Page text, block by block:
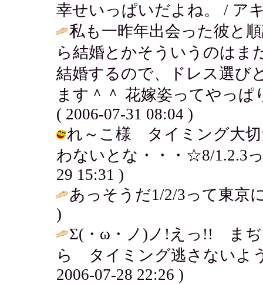
幸せいっぱいだよね。 / ア
私も一昨年出会った彼と
ら結婚とかそういうのは
結婚するので、ドレス選び
ます＾＾ 花嫁姿ってやっ
( 2006-07-31 08:04 )
れ～こ様 タイミング大切
わないとな・・・☆8/1.2.3
29 15:31 )
あっそうだ1/2/3って東
)
Σ(・ω・ノ)ノ!えっ!! まぢ
ら タイミング逃さないよ
2006-07-28 22:26 )